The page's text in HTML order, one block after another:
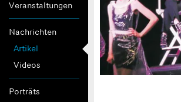
Veranstaltungen
Nachrichten
Artikel
Videos
Porträts